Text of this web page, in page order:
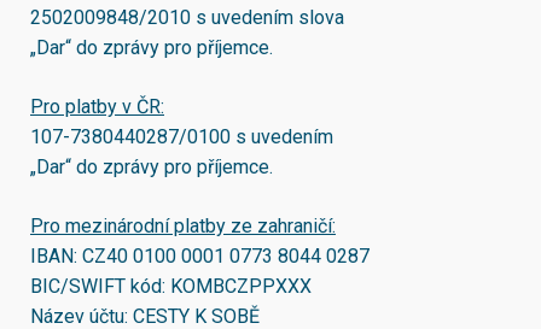
2502009848/2010 s uvedením slova
„Dar“ do zprávy pro příjemce.
Pro platby v ČR:
107-7380440287/0100 s uvedením
„Dar“ do zprávy pro příjemce.
Pro mezinárodní platby ze zahraničí:
IBAN: CZ40 0100 0001 0773 8044 0287
BIC/SWIFT kód: KOMBCZPPXXX
Název účtu: CESTY K SOBĚ